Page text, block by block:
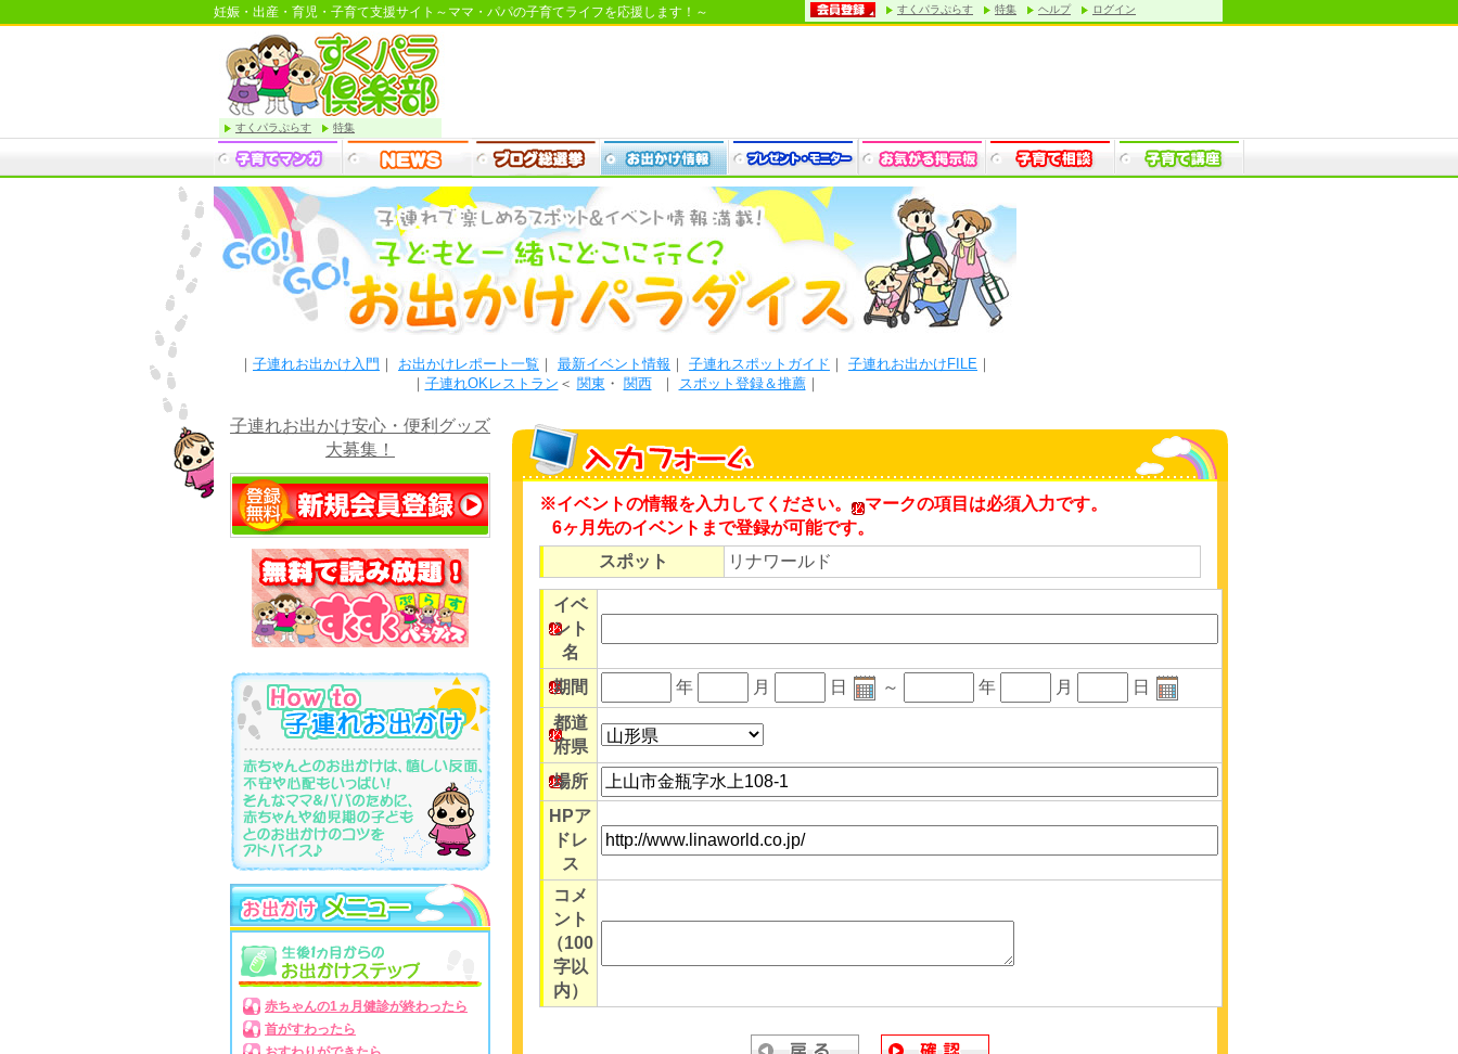
妊娠・出産・育児・子育て支援サイト～ママ・パパの子育てライフを応援します！～ すくパラぷらす 特集 ヘルプ ログイン
すくパラぷらす 特集
｜ 子連れお出かけ入門 ｜ お出かけレポート一覧 ｜ 最新イベント情報 ｜ 子連れスポットガイド ｜ 子連れお出かけFILE ｜
｜ 子連れOKレストラン ＜ 関東 ・ 関西｜ スポット登録＆推薦｜
子連れお出かけ安心・便利グッズ
大募集！
赤ちゃんの1ヵ月健診が終わったら
首がすわったら
※イベントの情報を入力してください。
マークの項目は必須入力です。
6ヶ月先のイベントまで登録が可能です。
スポット
リナワールド
イベ
ント
名
期間
年 月 日 ～ 年 月
日
都道
府県
場所
HPア
ドレ
ス
コメ
ント
（100
字以
内）